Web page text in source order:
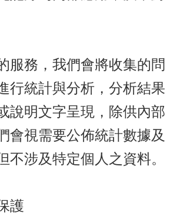
服務，我們會將收集的問
行統計與分析，分析結果
說明文字呈現，除供內部
會視需要公佈統計數據及
不涉及特定個人之資料。
護